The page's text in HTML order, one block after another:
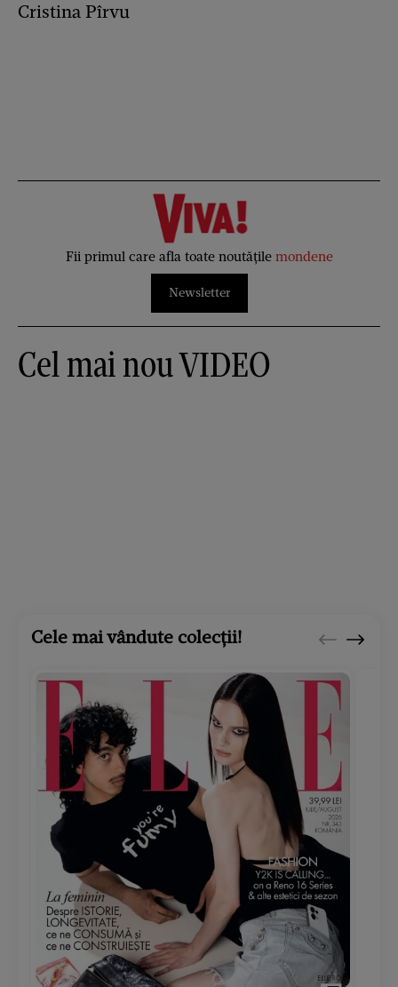
Cristina Pîrvu
Fii primul care afla toate noutățile mondene
Newsletter
Cel mai nou VIDEO
Cele mai vândute colecții!